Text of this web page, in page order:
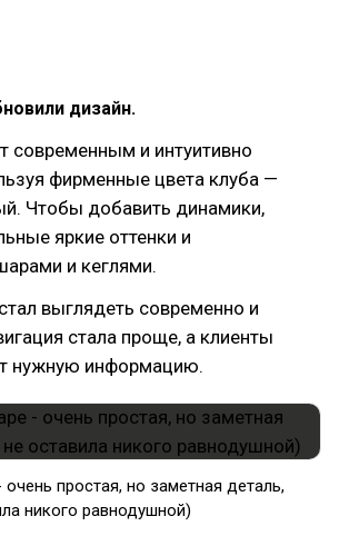
дизайн.
современным и интуитивно
фирменные цвета клуба —
Чтобы добавить динамики,
яркие оттенки и
и кеглями.
выглядеть современно и
стала проще, а клиенты
нужную информацию.
простая, но заметная деталь,
никого равнодушной)